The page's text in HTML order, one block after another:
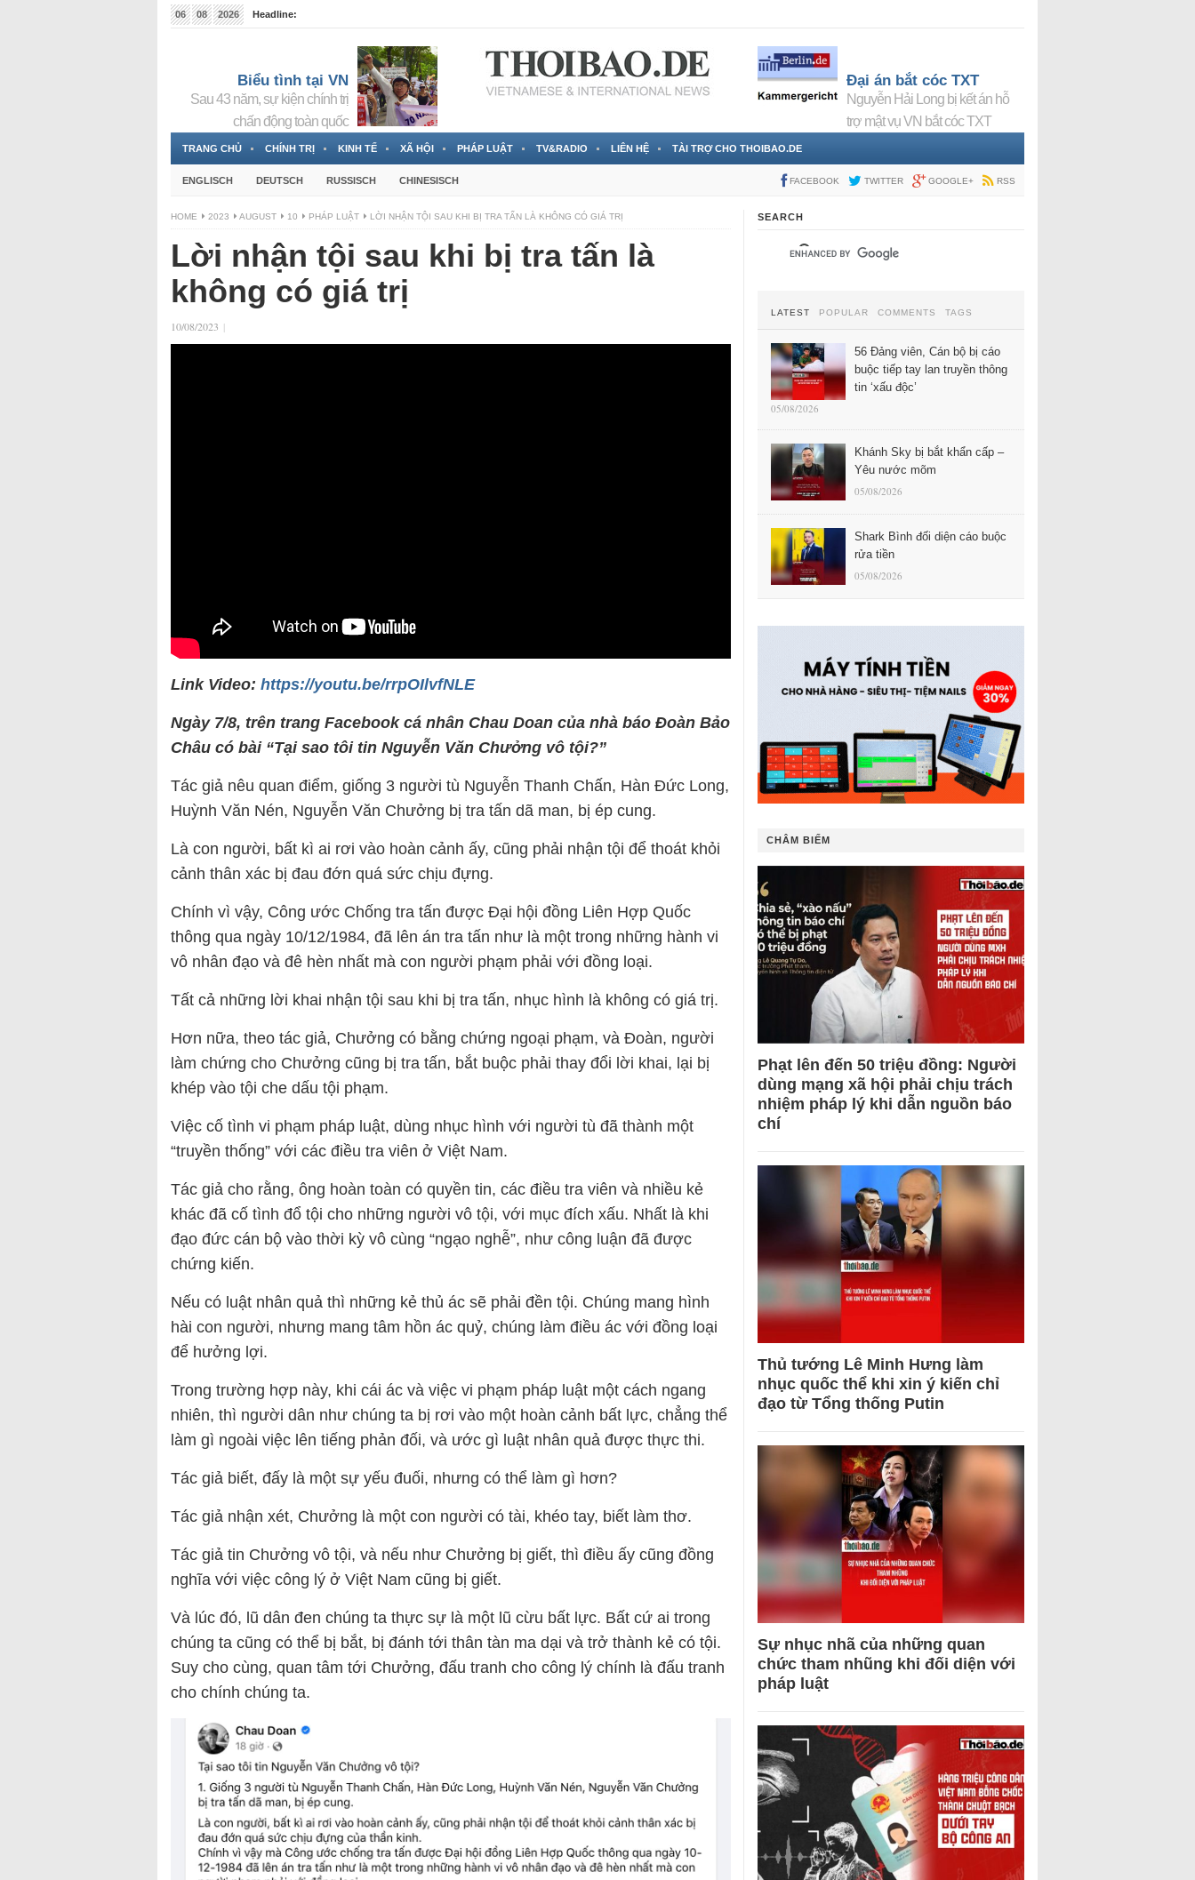
06 08 2026
Headline:
Biểu tình tại VN
Sau 43 năm, sự kiện chính trị
chấn động toàn quốc
Đại án bắt cóc TXT
Nguyễn Hải Long bị kết án hỗ
trợ mật vụ VN bắt cóc TXT
TRANG CHỦ CHÍNH TRỊ KINH TẾ XÃ HỘI PHÁP LUẬT TV&RADIO LIÊN HỆ TÀI TRỢ CHO THOIBAO.DE
ENGLISCH DEUTSCH RUSSISCH CHINESISCH FACEBOOK TWITTER GOOGLE+ RSS
HOME 2023 AUGUST 10 PHÁP LUẬT LỜI NHẬN TỘI SAU KHI BỊ TRA TẤN LÀ KHÔNG CÓ GIÁ TRỊ
Lời nhận tội sau khi bị tra tấn là
không có giá trị
10/08/2023 |
Link Video: https://youtu.be/rrpOIlvfNLE
Ngày 7/8, trên trang Facebook cá nhân Chau Doan của nhà báo Đoàn Bảo
Châu có bài “Tại sao tôi tin Nguyễn Văn Chưởng vô tội?”
Tác giả nêu quan điểm, giống 3 người tù Nguyễn Thanh Chấn, Hàn Đức Long,
Huỳnh Văn Nén, Nguyễn Văn Chưởng bị tra tấn dã man, bị ép cung.
Là con người, bất kì ai rơi vào hoàn cảnh ấy, cũng phải nhận tội để thoát khỏi
cảnh thân xác bị đau đớn quá sức chịu đựng.
Chính vì vậy, Công ước Chống tra tấn được Đại hội đồng Liên Hợp Quốc
thông qua ngày 10/12/1984, đã lên án tra tấn như là một trong những hành vi
vô nhân đạo và đê hèn nhất mà con người phạm phải với đồng loại.
Tất cả những lời khai nhận tội sau khi bị tra tấn, nhục hình là không có giá trị.
Hơn nữa, theo tác giả, Chưởng có bằng chứng ngoại phạm, và Đoàn, người
làm chứng cho Chưởng cũng bị tra tấn, bắt buộc phải thay đổi lời khai, lại bị
khép vào tội che dấu tội phạm.
Việc cố tình vi phạm pháp luật, dùng nhục hình với người tù đã thành một
“truyền thống” với các điều tra viên ở Việt Nam.
Tác giả cho rằng, ông hoàn toàn có quyền tin, các điều tra viên và nhiều kẻ
khác đã cố tình đổ tội cho những người vô tội, với mục đích xấu. Nhất là khi
đạo đức cán bộ vào thời kỳ vô cùng “ngạo nghễ”, như công luận đã được
chứng kiến.
Nếu có luật nhân quả thì những kẻ thủ ác sẽ phải đền tội. Chúng mang hình
hài con người, nhưng mang tâm hồn ác quỷ, chúng làm điều ác với đồng loại
để hưởng lợi.
Trong trường hợp này, khi cái ác và việc vi phạm pháp luật một cách ngang
nhiên, thì người dân như chúng ta bị rơi vào một hoàn cảnh bất lực, chẳng thể
làm gì ngoài việc lên tiếng phản đối, và ước gì luật nhân quả được thực thi.
Tác giả biết, đấy là một sự yếu đuối, nhưng có thể làm gì hơn?
Tác giả nhận xét, Chưởng là một con người có tài, khéo tay, biết làm thơ.
Tác giả tin Chưởng vô tội, và nếu như Chưởng bị giết, thì điều ấy cũng đồng
nghĩa với việc công lý ở Việt Nam cũng bị giết.
Và lúc đó, lũ dân đen chúng ta thực sự là một lũ cừu bất lực. Bất cứ ai trong
chúng ta cũng có thể bị bắt, bị đánh tới thân tàn ma dại và trở thành kẻ có tội.
Suy cho cùng, quan tâm tới Chưởng, đấu tranh cho công lý chính là đấu tranh
cho chính chúng ta.
SEARCH
LATEST POPULAR COMMENTS TAGS
56 Đảng viên, Cán bộ bị cáo
buộc tiếp tay lan truyền thông
tin ‘xấu độc’
05/08/2026
Khánh Sky bị bắt khẩn cấp –
Yêu nước mõm
05/08/2026
Shark Bình đối diện cáo buộc
rửa tiền
05/08/2026
CHÂM BIẾM
Phạt lên đến 50 triệu đồng: Người
dùng mạng xã hội phải chịu trách
nhiệm pháp lý khi dẫn nguồn báo
chí
Thủ tướng Lê Minh Hưng làm
nhục quốc thể khi xin ý kiến chỉ
đạo từ Tổng thống Putin
Sự nhục nhã của những quan
chức tham nhũng khi đối diện với
pháp luật